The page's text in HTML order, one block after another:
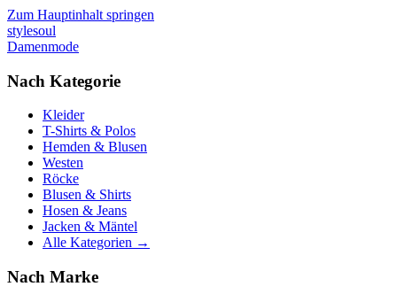
Zum Hauptinhalt springen
stylesoul
Damenmode
Nach Kategorie
Kleider
T-Shirts & Polos
Hemden & Blusen
Westen
Röcke
Blusen & Shirts
Hosen & Jeans
Jacken & Mäntel
Alle Kategorien →
Nach Marke